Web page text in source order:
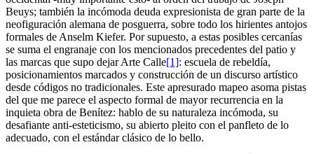
Beuys; también la incómoda deuda expresionista de gran parte de la
neofiguración alemana de posguerra, sobre todo los hirientes antojos
formales de Anselm Kiefer. Por supuesto, a estas posibles cercanías
se suma el engranaje con los mencionados precedentes del patio y
las marcas que supo dejar Arte Calle[1]: escuela de rebeldía,
posicionamientos marcados y construcción de un discurso artístico
desde códigos no tradicionales. Este apresurado mapeo asoma pistas
del que me parece el aspecto formal de mayor recurrencia en la
inquieta obra de Benítez: hablo de su naturaleza incómoda, su
desafiante anti-esteticismo, su abierto pleito con el panfleto de lo
adecuado, con el estándar clásico de lo bello.